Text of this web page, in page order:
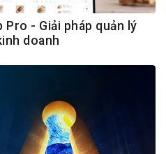
- Giải pháp quản lý
doanh